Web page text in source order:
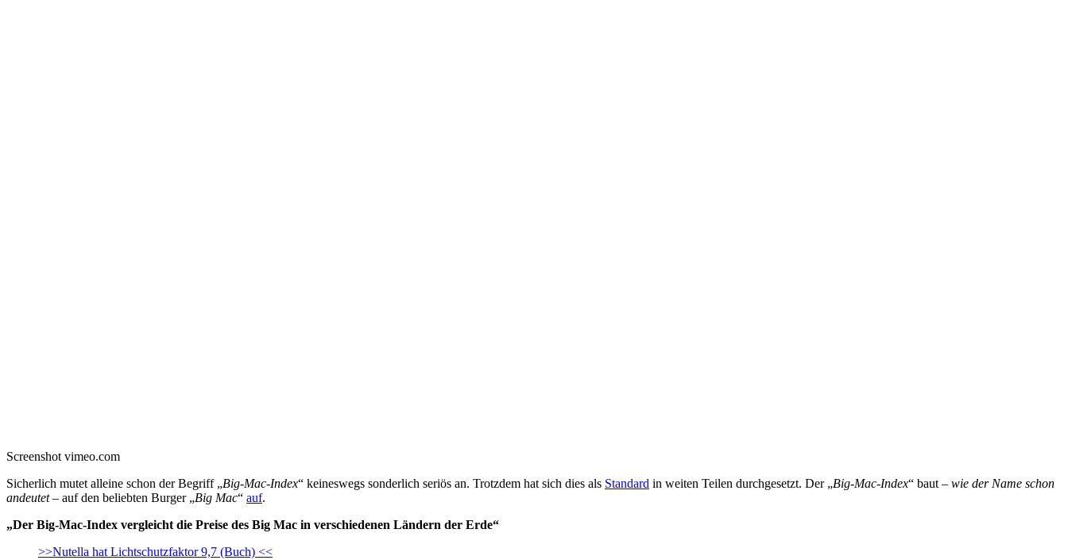
Screenshot vimeo.com
Sicherlich mutet alleine schon der Begriff „Big-Mac-Index“ keineswegs sonderlich seriös an. Trotzdem hat sich dies als Standard in weiten Teilen durchgesetzt. Der „Big-Mac-Index“ baut – wie der Name schon
andeutet– auf den beliebten Burger „Big Mac“ auf.
„Der Big-Mac-Index vergleicht die Preise des Big Mac in verschiedenen Ländern der Erde“
>>Nutella hat Lichtschutzfaktor 9,7 (Buch) <<